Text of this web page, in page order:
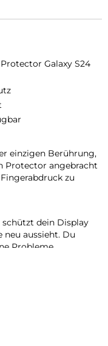
Galaxy S24
einzigen Berührung,
Protector angebracht
zu
dein Display
neu aussieht. Du
Probleme
Beschichtung vor